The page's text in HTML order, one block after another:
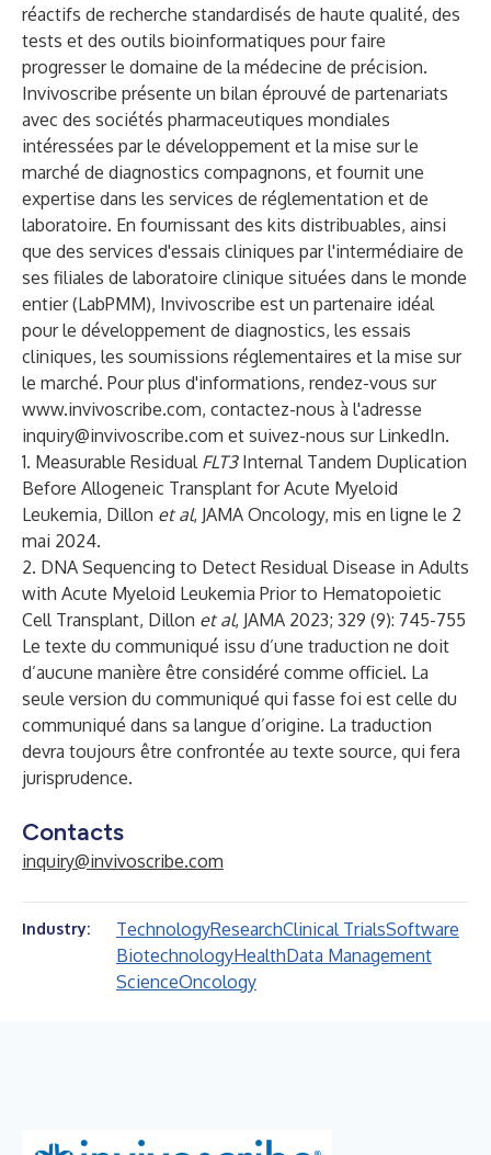
réactifs de recherche standardisés de haute qualité, des
tests et des outils bioinformatiques pour faire
progresser le domaine de la médecine de précision.
Invivoscribe présente un bilan éprouvé de partenariats
avec des sociétés pharmaceutiques mondiales
intéressées par le développement et la mise sur le
marché de diagnostics compagnons, et fournit une
expertise dans les services de réglementation et de
laboratoire. En fournissant des kits distribuables, ainsi
que des services d'essais cliniques par l'intermédiaire de
ses filiales de laboratoire clinique situées dans le monde
entier (LabPMM), Invivoscribe est un partenaire idéal
pour le développement de diagnostics, les essais
cliniques, les soumissions réglementaires et la mise sur
le marché. Pour plus d'informations, rendez-vous sur
www.invivoscribe.com, contactez-nous à l'adresse
inquiry@invivoscribe.com et suivez-nous sur LinkedIn.
1. Measurable Residual FLT3Internal Tandem Duplication
Before Allogeneic Transplant for Acute Myeloid
Leukemia, Dillon et al, JAMA Oncology, mis en ligne le 2
mai 2024.
2. DNA Sequencing to Detect Residual Disease in Adults
with Acute Myeloid Leukemia Prior to Hematopoietic
Cell Transplant, Dillon et al, JAMA 2023; 329 (9): 745-755
Le texte du communiqué issu d’une traduction ne doit
d’aucune manière être considéré comme officiel. La
seule version du communiqué qui fasse foi est celle du
communiqué dans sa langue d’origine. La traduction
devra toujours être confrontée au texte source, qui fera
jurisprudence.
Contacts
inquiry@invivoscribe.com
Industry: TechnologyResearchClinical TrialsSoftware
BiotechnologyHealthData Management
ScienceOncology